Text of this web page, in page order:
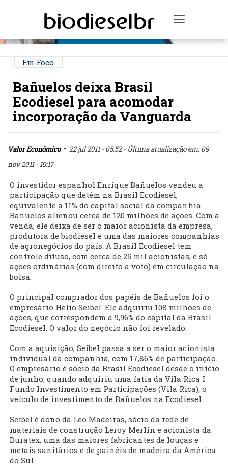
Toggle
Em Foco
Bañuelos deixa Brasil
Ecodiesel para acomodar
incorporação da Vanguarda
Valor Econômico- 22 jul 2011 - 05:52- Última atualização em: 09
nov 2011 - 19:17
O investidor espanhol Enrique Bañuelos vendeu a
participação que detém na Brasil Ecodiesel,
equivalente a 11% do capital social da companhia.
Bañuelos alienou cerca de 120 milhões de ações. Com a
venda, ele deixa de ser o maior acionista da empresa,
produtora de biodiesel e uma das maiores companhias
de agronegócios do país. A Brasil Ecodiesel tem
controle difuso, com cerca de 25 mil acionistas, e só
ações ordinárias (com direito a voto) em circulação na
bolsa.
O principal comprador dos papéis de Bañuelos foi o
empresário Helio Seibel. Ele adquiriu 108 milhões de
ações, que correspondem a 9,96% do capital da Brasil
Ecodiesel. O valor do negócio não foi revelado.
Com a aquisição, Seibel passa a ser o maior acionista
individual da companhia, com 17,86% de participação.
O empresário é sócio da Brasil Ecodiesel desde o início
de junho, quando adquiriu uma fatia da Vila Rica I
Fundo Investimento em Participações (Vila Rica), o
veículo de investimento de Bañuelos na Ecodiesel.
Seibel é dono da Leo Madeiras, sócio da rede de
materiais de construção Leroy Merlin e acionista da
Duratex, uma das maiores fabricantes de louças e
metais sanitários e de painéis de madeira da América
do Sul.